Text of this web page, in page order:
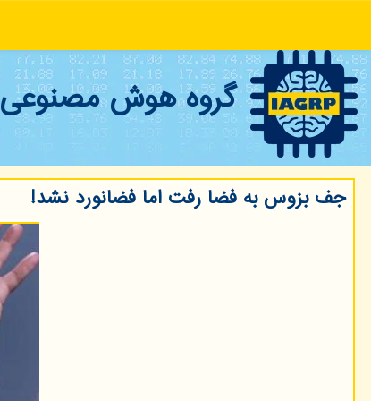
گروه هوش مصنوعی
جف بزوس به فضا رفت اما فضانورد نشد!